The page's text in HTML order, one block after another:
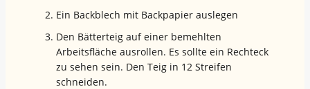
Ein Backblech mit Backpapier auslegen
Den Bätterteig auf einer bemehlten
Arbeitsfläche ausrollen. Es sollte ein Rechteck
zu sehen sein. Den Teig in 12 Streifen
schneiden.